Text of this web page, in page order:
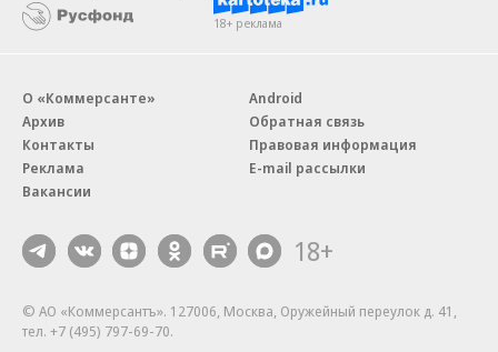
18+ реклама
О «Коммерсанте»
Архив
Контакты
Реклама
Вакансии
Android
Обратная связь
Правовая информация
E-mail рассылки
18+
© АО «Коммерсантъ». 127006, Москва, Оружейный переулок д. 41,
тел. +7 (495) 797-69-70.